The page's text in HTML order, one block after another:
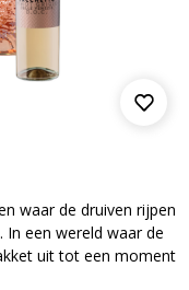
waar de druiven rijpen
een wereld waar de
uit tot een moment